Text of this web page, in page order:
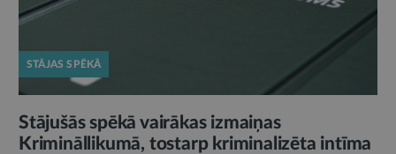
STĀJAS SPĒKĀ
Stājušās spēkā vairākas izmaiņas
Krimināllikumā, tostarp kriminalizēta intīma